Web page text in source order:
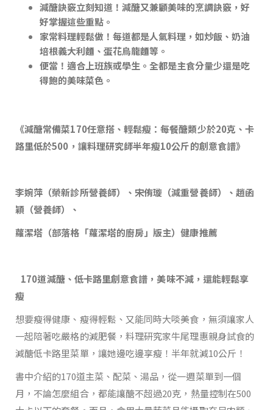
減醣訣竅立刻知道！減醣又兼顧美味的烹調訣竅，好
好掌握這些重點。
家常料理輕鬆做！每道都是人氣料理，如炒飯、奶油
培根義大利麵、蛋花烏龍麵等。
便當！適合上班族或學生。全都是主食分量少還是吃
得飽的美味菜色。
《減醣常備菜170任意搭、輕鬆瘦：每餐醣類少於20克、卡
路里低於500，讓料理研究師半年瘦10公斤的創意食譜》
李婉萍（榮新診所營養師）、宋侑璇（減重營養師）、趙函
穎（營養師）、
蘿潔塔（部落格「蘿潔塔的廚房」版主）健康推薦
170道減醣、低卡路里創意食譜，美味不減，還能輕鬆享
瘦
想要瘦得健康、瘦得輕鬆、又能同時大啖美食，無須讓家人
一起陪著吃嚴格的減肥餐，料理研究家牛尾理惠親身試食的
減醣低卡路里菜單，讓她邊吃邊享瘦！半年就減10公斤！
書中介紹的170道主菜、配菜、湯品，從一週菜單到一個
月，不論怎麼組合，都能讓醣不超過20克，熱量控制在500